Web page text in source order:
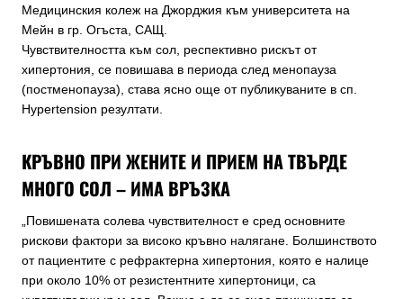
Медицинския колеж на Джорджия към университета на
Мейн в гр. Огъста, САЩ.
Чувствителността към сол, респективно рискът от
хипертония, се повишава в периода след менопауза
(постменопауза), става ясно още от публикуваните в сп.
Hypertension резултати.
КРЪВНО ПРИ ЖЕНИТЕ И ПРИЕМ НА ТВЪРДЕ
МНОГО СОЛ – ИМА ВРЪЗКА
„Повишената солева чувствителност е сред основните
рискови фактори за високо кръвно налягане. Болшинството
от пациентите с рефрактерна хипертония, която е налице
при около 10% от резистентните хипертоници, са